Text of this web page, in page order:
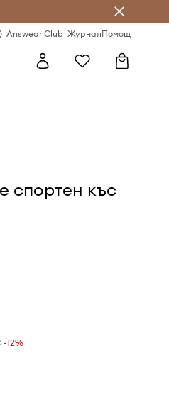
Answear Club ЖурналПомощ
спортен къс
-12%